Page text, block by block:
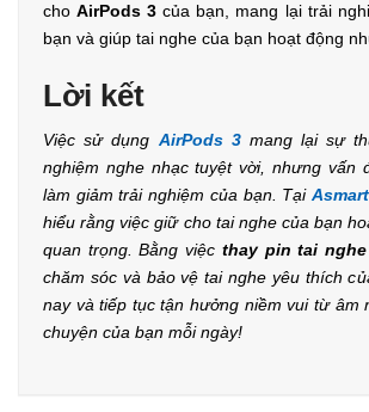
choAirPods 3 của bạn, mang lại trải
bạn và giúp tai nghe của bạn hoạt động
Lời kết
Việc sử dụng AirPods 3mang lại sự
nghiệm nghe nhạc tuyệt vời, nhưng vấn
làm giảm trải nghiệm của bạn. Tại
hiểu rằng việc giữ cho tai nghe của bạn
quan trọng. Bằng việc thay pin tai
chăm sóc và bảo vệ tai nghe yêu thích
nay và tiếp tục tận hưởng niềm vui từ âm
chuyện của bạn mỗi ngày!